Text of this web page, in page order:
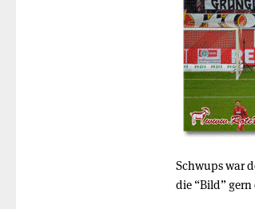
Schwups war
die “Bild”